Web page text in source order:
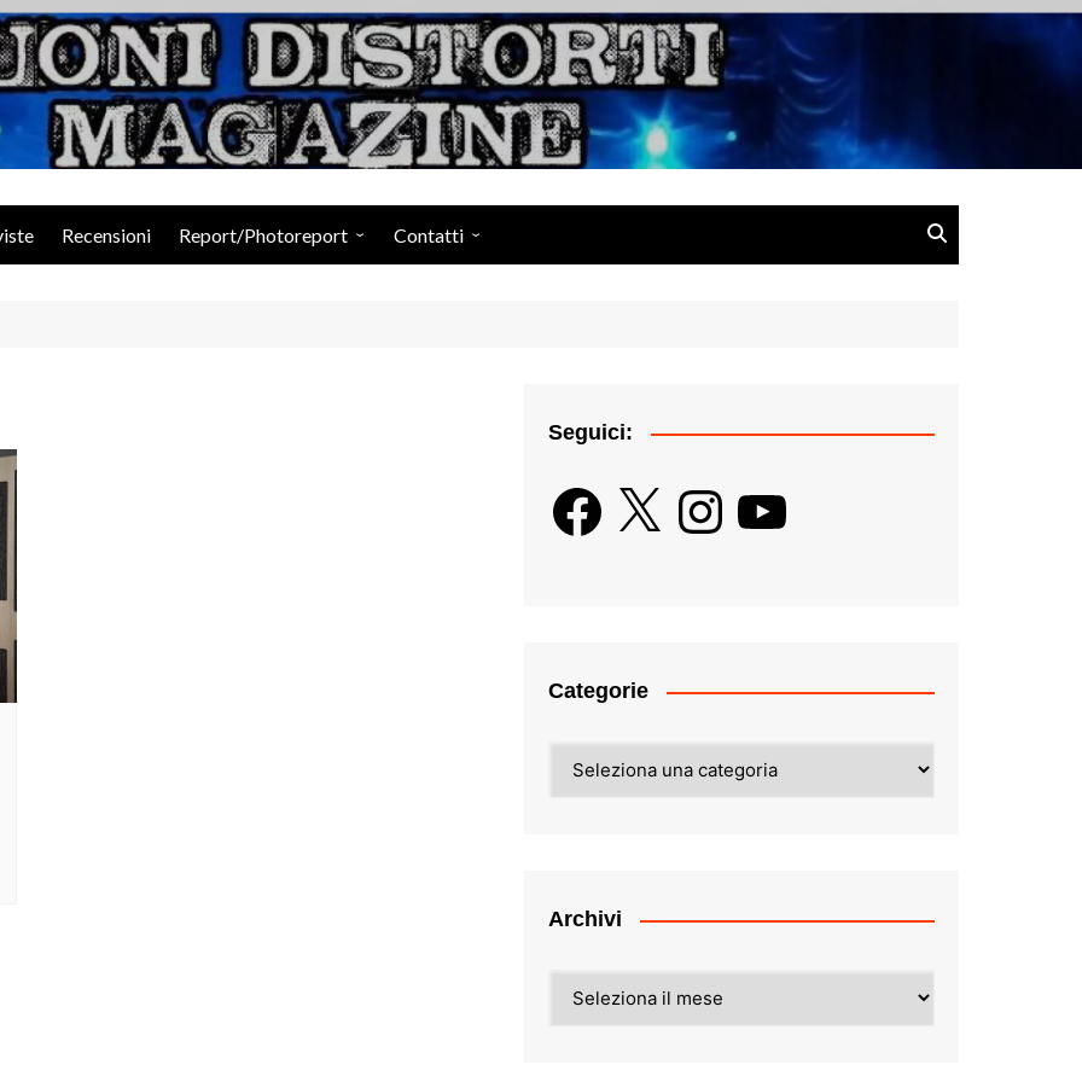
Suoni Distorti Magazine
Recensioni Report/Photoreport Contatti
Seguici:
Facebook
X InstagramYouTube
Categorie
Archivi